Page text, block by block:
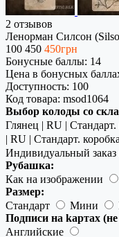
2 отзывов
Ленорман Силсон
100 450 450грн
Бонусные баллы: 14
Цена в бонусных
Доступность: 100
Код товара: msod1064
Выбор колоды со
Глянец | RU |
| RU | Стандарт.
Индивидуальный заказ
Рубашка:
Как на изображении
Размер:
Стандарт
Мини
Подписи на kартах
Английские